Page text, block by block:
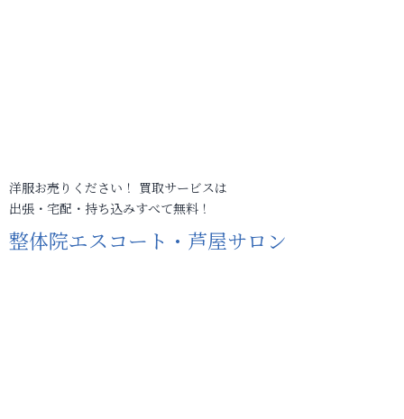
洋服お売りください！ 買取サービスは
出張・宅配・持ち込みすべて無料！
整体院エスコート・芦屋サロン